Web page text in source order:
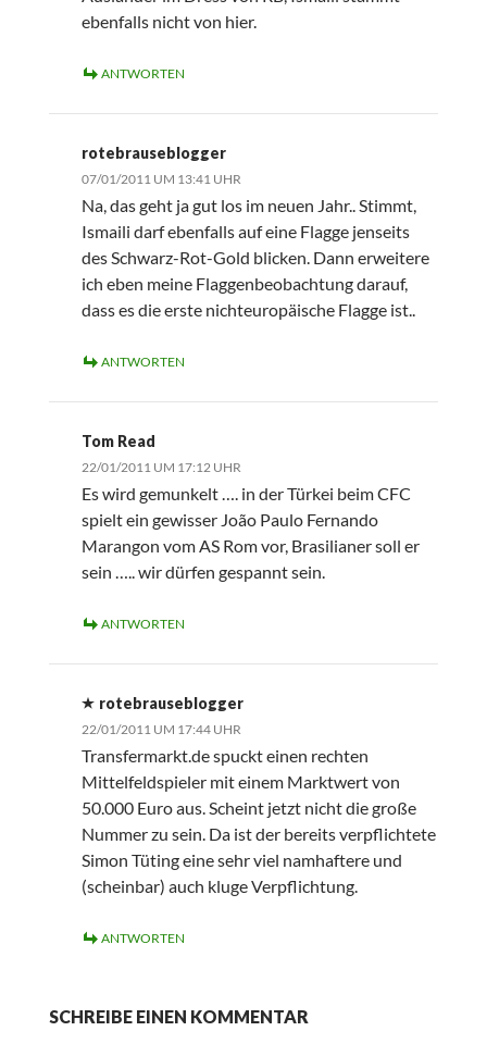
ebenfalls nicht von hier.
ANTWORTEN
rotebrauseblogger
07/01/2011 UM 13:41 UHR
Na, das geht ja gut los im neuen Jahr.. Stimmt,
Ismaili darf ebenfalls auf eine Flagge jenseits
des Schwarz-Rot-Gold blicken. Dann erweitere
ich eben meine Flaggenbeobachtung darauf,
dass es die erste nichteuropäische Flagge ist..
ANTWORTEN
Tom Read
22/01/2011 UM 17:12 UHR
Es wird gemunkelt …. in der Türkei beim CFC
spielt ein gewisser João Paulo Fernando
Marangon vom AS Rom vor, Brasilianer soll er
sein ….. wir dürfen gespannt sein.
ANTWORTEN
rotebrauseblogger
22/01/2011 UM 17:44 UHR
Transfermarkt.de spuckt einen rechten
Mittelfeldspieler mit einem Marktwert von
50.000 Euro aus. Scheint jetzt nicht die große
Nummer zu sein. Da ist der bereits verpflichtete
Simon Tüting eine sehr viel namhaftere und
(scheinbar) auch kluge Verpflichtung.
ANTWORTEN
SCHREIBE EINEN KOMMENTAR